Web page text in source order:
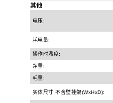
其他
电压:
耗电量:
操作时温度:
净重:
毛重:
实体尺寸 不含壁挂架(WxHxD):